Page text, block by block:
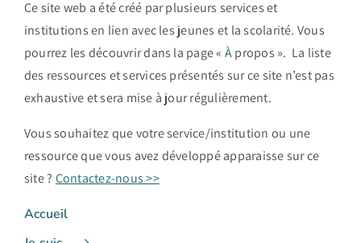
Ce site web a été créé par plusieurs services et
institutions en lien avec les jeunes et la scolarité. Vous
pourrez les découvrir dans la page « Àpropos ». La liste
des ressources et services présentés sur ce site n’est pas
exhaustive et sera mise à jour régulièrement.
Vous souhaitez que votre service/institution ou une
ressource que vous avez développé apparaisse sur ce
site ? Contactez-nous >>
Accueil